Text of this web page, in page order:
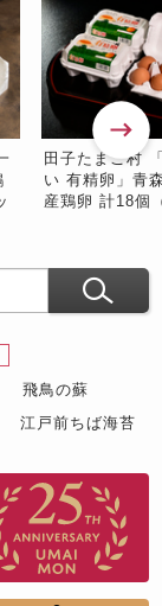
田子たまご村
い 有精卵」青
産鶏卵 計18個
飛鳥の蘇
江戸前ちば海苔